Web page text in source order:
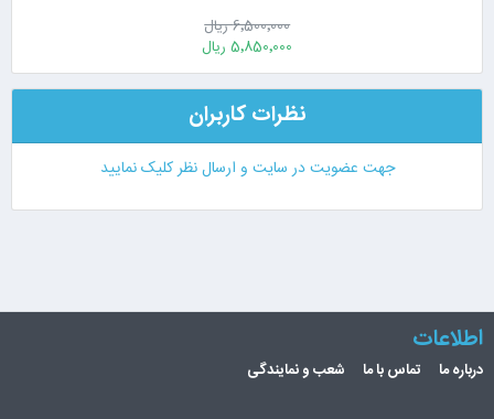
6٬500٬000 ریال
5٬850٬000 ریال
نظرات کاربران
جهت عضویت در سایت و ارسال نظر کلیک نمایید
اطلاعات
درباره ما تماس با ما شعب و نمایندگی